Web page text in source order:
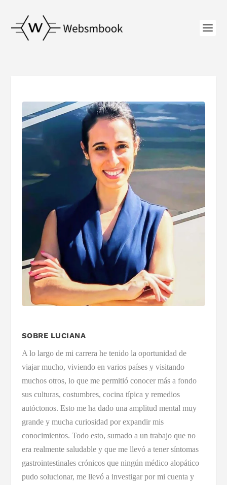
SOBRE LUCIANA
A lo largo de mi carrera he tenido la oportunidad de
viajar mucho, viviendo en varios países y visitando
muchos otros, lo que me permitió conocer más a fondo
sus culturas, costumbres, cocina típica y remedios
autóctonos. Esto me ha dado una amplitud mental muy
grande y mucha curiosidad por expandir mis
conocimientos. Todo esto, sumado a un trabajo que no
era realmente saludable y que me llevó a tener síntomas
gastrointestinales crónicos que ningún médico alopático
pudo solucionar, me llevó a investigar por mi cuenta y